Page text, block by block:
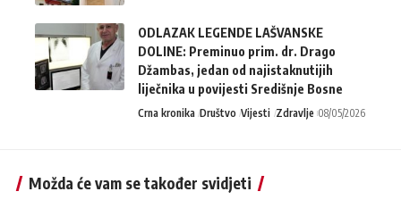
ODLAZAK LEGENDE LAŠVANSKE
DOLINE: Preminuo prim. dr. Drago
Džambas, jedan od najistaknutijih
liječnika u povijesti Središnje Bosne
Crna kronika Društvo Vijesti Zdravlje 08/05/2026
Možda će vam se također svidjeti